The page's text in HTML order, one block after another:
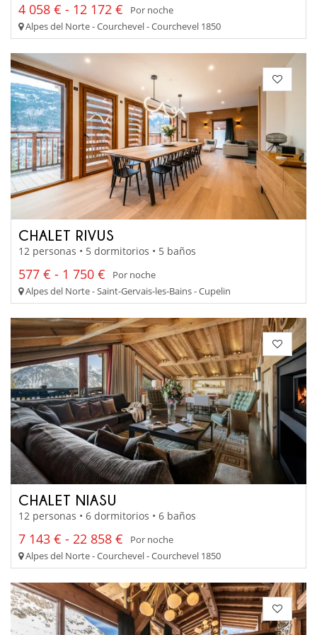
4 058 € - 12 172 €
Por noche
Alpes del Norte - Courchevel - Courchevel 1850
CHALET RIVUS
12 personas • 5 dormitorios • 5 baños
577 € - 1 750 €
Por noche
Alpes del Norte - Saint-Gervais-les-Bains - Cupelin
CHALET NIASU
12 personas • 6 dormitorios • 6 baños
7 143 € - 22 858 €
Por noche
Alpes del Norte - Courchevel - Courchevel 1850